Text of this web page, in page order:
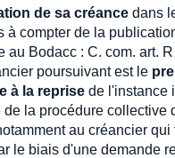
de sa créance dans
à compter de la
au Bodacc : C. com. art.
poursuivant est le
à la reprise de l'instance
de la procédure collective
au créancier qui
le biais d'une demande